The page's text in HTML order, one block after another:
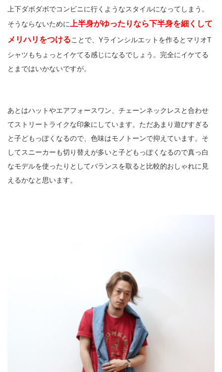
上下ダボダボでコンビニに行くようなスタイルになってしまう。
そうならないために 上半身がゆったりなら下半身を細くして
メリハリをつけることで、Yラインシルエットを作るとマリオT
シャツもちょっとイケてる感じになるでしょう。完全にイケてる
とまではいかないですが。
あとはハットやエアフォースワン、チェーンネックレスと合わせ
てストリートライクな印象にしています。ただあまり遊びすぎる
と子どもっぽくなるので、色味はモノトーンで抑えています。そ
してスニーカーも切り替えが多いと子どもっぽくなるので真っ白
なモデルを使ったりとしてバランスを取ると比較的おしゃれに見
えるかなと思います。